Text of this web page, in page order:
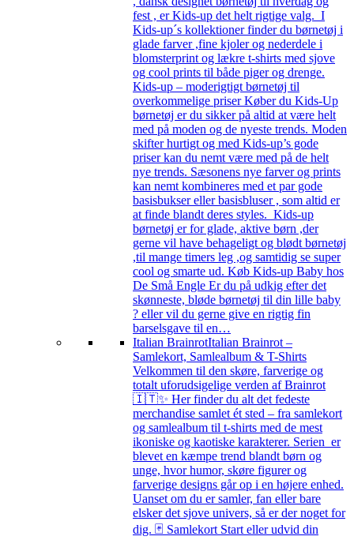
fest , er Kids-up det helt rigtige valg. I
Kids-up´s kollektioner finder du børnetøj i
glade farver ,fine kjoler og nederdele i
blomsterprint og lækre t-shirts med sjove
og cool prints til både piger og drenge.
Kids-up – moderigtigt børnetøj til
overkommelige priser Køber du Kids-Up
børnetøj er du sikker på altid at være helt
med på moden og de nyeste trends. Moden
skifter hurtigt og med Kids-up’s gode
priser kan du nemt være med på de helt
nye trends. Sæsonens nye farver og prints
kan nemt kombineres med et par gode
basisbukser eller basisbluser , som altid er
at finde blandt deres styles. Kids-up
børnetøj er for glade, aktive børn ,der
gerne vil have behageligt og blødt børnetøj
,til mange timers leg ,og samtidig se super
cool og smarte ud. Køb Kids-up Baby hos
De Små Engle Er du på udkig efter det
skønneste, bløde børnetøj til din lille baby
? eller vil du gerne give en rigtig fin
barselsgave til en…
Italian BrainrotItalian Brainrot –
Samlekort, Samlealbum & T-Shirts
Velkommen til den skøre, farverige og
totalt uforudsigelige verden af Brainrot
🇮🇹✨ Her finder du alt det fedeste
merchandise samlet ét sted – fra samlekort
og samlealbum til t-shirts med de mest
ikoniske og kaotiske karakterer. Serien er
blevet en kæmpe trend blandt børn og
unge, hvor humor, skøre figurer og
farverige designs går op i en højere enhed.
Uanset om du er samler, fan eller bare
elsker det sjove univers, så er der noget for
dig. 🃏 Samlekort Start eller udvid din